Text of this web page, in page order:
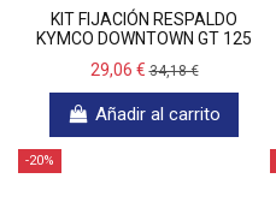
KIT FIJACIÓN RESPALDO
KYMCO DOWNTOWN GT 125
29,06 €34,18 €
Añadir al carrito
-20%